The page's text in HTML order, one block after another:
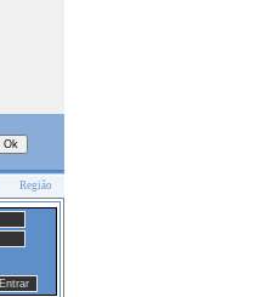
Região